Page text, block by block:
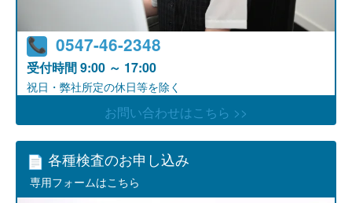
0547-46-2348
受付時間9:00 ～ 17:00
祝日・弊社所定の休日等を除く
お問い合わせはこちら >>
各種検査のお申し込み
専用フォームはこちら